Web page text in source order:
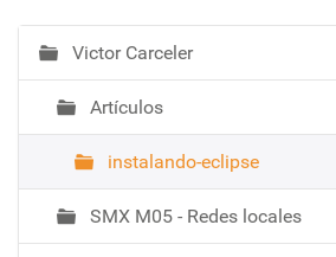
N
a
e
a
Victor Carceler
Artículos
instalando-eclipse
SMX M05 - Redes locales